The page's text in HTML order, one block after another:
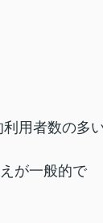
用者数の多
が一般的で